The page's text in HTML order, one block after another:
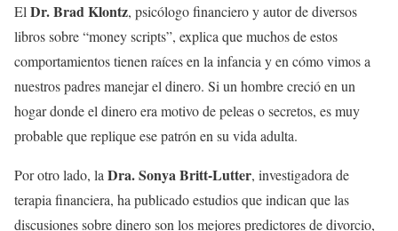
ElDr. Brad Klontz, psicólogo financiero y autor de diversos
libros sobre “money scripts”, explica que muchos de estos
comportamientos tienen raíces en la infancia y en cómo vimos a
nuestros padres manejar el dinero. Si un hombre creció en un
hogar donde el dinero era motivo de peleas o secretos, es muy
probable que replique ese patrón en su vida adulta.
Por otro lado, laDra. Sonya Britt-Lutter, investigadora de
terapia financiera, ha publicado estudios que indican que las
discusiones sobre dinero son los mejores predictores de divorcio,